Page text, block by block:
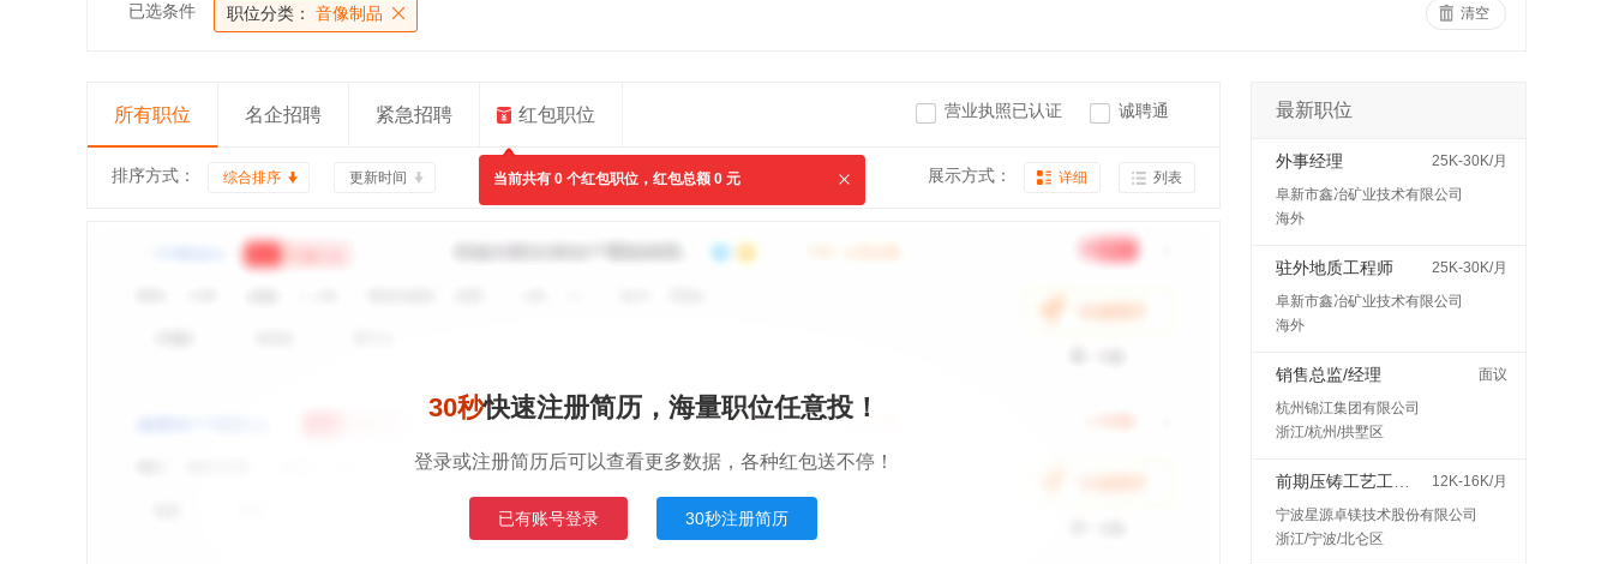
已选条件 职位分类： 音像制品 清空
所有职位 名企招聘 紧急招聘 红包职位
当前共有 0 个红包职位，红包总额 0 元
营业执照已认证 诚聘通
排序方式： 综合排序 更新时间 展示方式： 详细 列表
30秒快速注册简历，海量职位任意投！
登录或注册简历后可以查看更多数据，各种红包送不停！
已有账号登录 30秒注册简历
最新职位
外事经理
25K-30K/月
阜新市鑫冶矿业技术有限公司
海外
驻外地质工程师
25K-30K/月
阜新市鑫冶矿业技术有限公司
海外
销售总监/经理
面议
杭州锦江集团有限公司
浙江/杭州/拱墅区
12K-16K/月
宁波星源卓镁技术股份有限公司
浙江/宁波/北仑区